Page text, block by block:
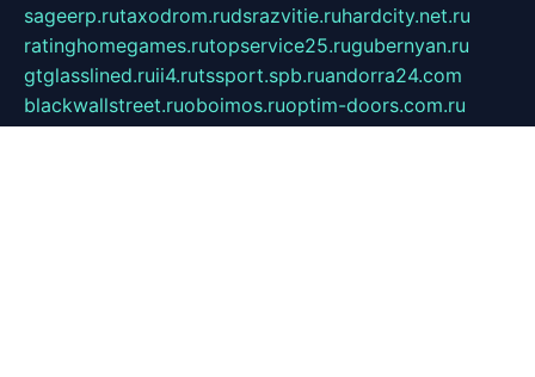
sageerp.rutaxodrom.rudsrazvitie.ruhardcity.net.ru
ratinghomegames.rutopservice25.rugubernyan.ru
gtglasslined.ruii4.rutssport.spb.ruandorra24.com
blackwallstreet.ruoboimos.ruoptim-doors.com.ru